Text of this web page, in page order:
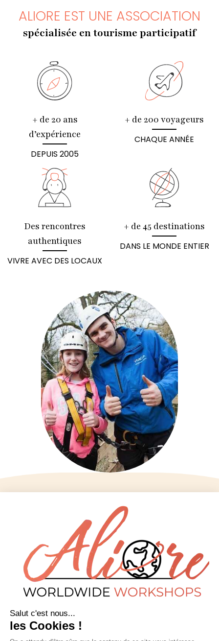
ALIORE EST UNE ASSOCIATION
spécialisée en tourisme participatif
+ de 20 ans
d’expérience
DEPUIS 2005
+ de 200 voyageurs
CHAQUE ANNÉE
Des rencontres
authentiques
VIVRE AVEC DES LOCAUX
+ de 45 destinations
DANS LE MONDE ENTIER
Destinations
Ateliers
À propos
S’inscrire
Actualités
Nous contacter
infos@aliore.org
3 rue de la Méditerranée
34070 Montpellier
09 77 73 12 43
Conditions de
participation